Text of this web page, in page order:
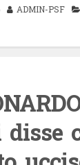
ADMIN-PSF
disse